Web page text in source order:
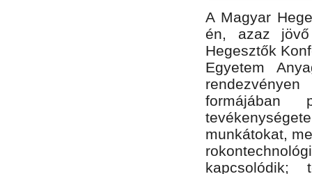
A Magyar
én, azaz
Hegesztők
Egyetem
formájában
munkátokat,